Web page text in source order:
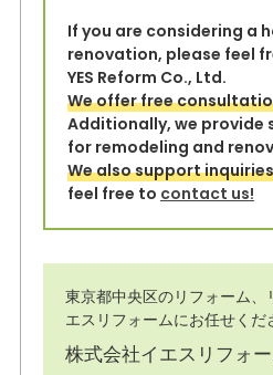
If you are considering a
renovation, please feel
YES Reform Co., Ltd.
We offer free
Additionally, we provide
for remodeling and
We also support
feel free to contact us!
東京都中央区のリフォーム、
エスリフォームにお任せくだ
株式会社イエスリフォ